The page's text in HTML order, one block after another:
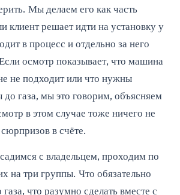
Мы делаем его как часть
клиент решает идти на установку у
в процесс и отдельно за него
осмотр показывает, что машина
не подходит или что нужны
газа, мы это говорим, объясняем
в этом случае тоже ничего не
в счёте.
с владельцем, проходим по
на три группы. Что обязательно
что разумно сделать вместе с